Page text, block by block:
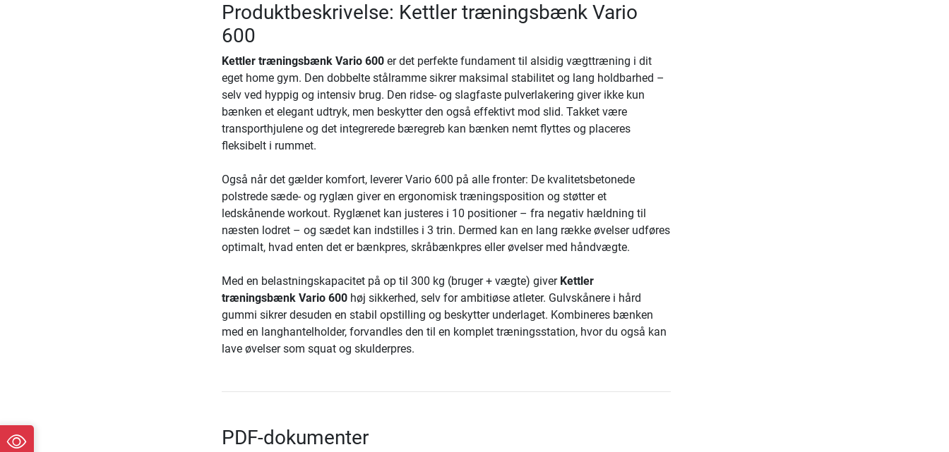
Produktbeskrivelse: Kettler træningsbænk Vario
600
Kettler træningsbænk Vario 600er det perfekte fundament til alsidig vægttræning i dit
eget home gym. Den dobbelte stålramme sikrer maksimal stabilitet og lang holdbarhed –
selv ved hyppig og intensiv brug. Den ridse- og slagfaste pulverlakering giver ikke kun
bænken et elegant udtryk, men beskytter den også effektivt mod slid. Takket være
transporthjulene og det integrerede bæregreb kan bænken nemt flyttes og placeres
fleksibelt i rummet.
Også når det gælder komfort, leverer Vario 600 på alle fronter: De kvalitetsbetonede
polstrede sæde- og ryglæn giver en ergonomisk træningsposition og støtter et
ledskånende workout. Ryglænet kan justeres i 10 positioner – fra negativ hældning til
næsten lodret – og sædet kan indstilles i 3 trin. Dermed kan en lang række øvelser udføres
optimalt, hvad enten det er bænkpres, skråbænkpres eller øvelser med håndvægte.
Med en belastningskapacitet på op til 300 kg (bruger + vægte) giver Kettler
træningsbænk Vario 600høj sikkerhed, selv for ambitiøse atleter. Gulvskånere i hård
gummi sikrer desuden en stabil opstilling og beskytter underlaget. Kombineres bænken
med en langhantelholder, forvandles den til en komplet træningsstation, hvor du også kan
lave øvelser som squat og skulderpres.
PDF-dokumenter